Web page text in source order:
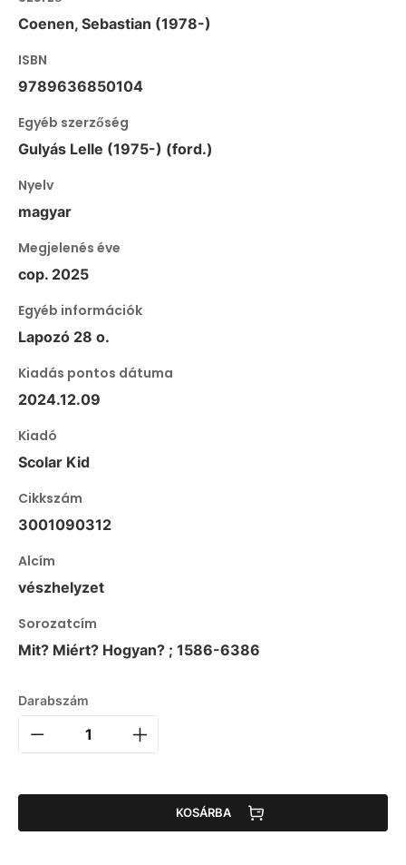
Coenen, Sebastian (1978-)
ISBN
9789636850104
Egyéb szerzőség
Gulyás Lelle (1975-) (ford.)
Nyelv
magyar
Megjelenés éve
cop. 2025
Egyéb információk
Lapozó 28 o.
Kiadás pontos dátuma
2024.12.09
Kiadó
Scolar Kid
Cikkszám
3001090312
Alcím
vészhelyzet
Sorozatcím
Mit? Miért? Hogyan? ; 1586-6386
Darabszám
KOSÁRBA